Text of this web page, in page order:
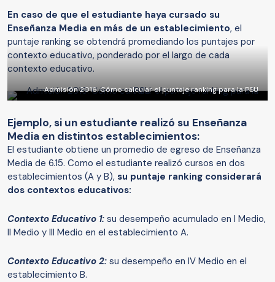
En caso de que el estudiante haya cursado su
Enseñanza Media en más de un establecimiento, el
puntaje ranking se obtendrá promediando los puntajes por
contexto educativo, ponderado por el largo de cada
contexto educativo.
Admisión 2016: Cómo calcular el puntaje ranking para la PSU
Ejemplo, si un estudiante realizó su Enseñanza
Media en distintos establecimientos:
El estudiante obtiene un promedio de egreso de Enseñanza
Media de 6.15. Como el estudiante realizó cursos en dos
establecimientos (A y B), su puntaje ranking considerará
dos contextos educativos:
Contexto Educativo 1: su desempeño acumulado en I Medio,
II Medio y III Medio en el establecimiento A.
Contexto Educativo 2: su desempeño en IV Medio en el
establecimiento B.